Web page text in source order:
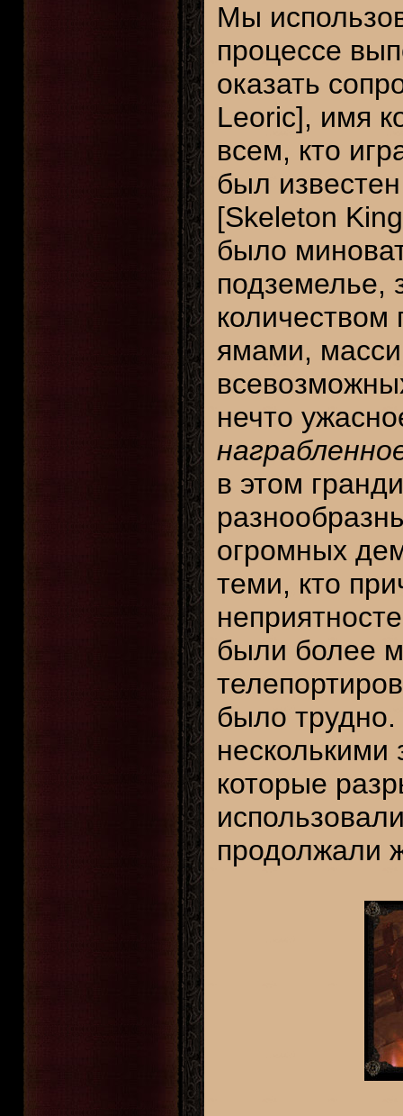
Мы
процессе
оказать
Leoric], имя
всем, кто
был
[Skeleton
было
подземелье,
ямами,
нечто
в этом
огромных
теми, кто
были более
было
которые
продолжали